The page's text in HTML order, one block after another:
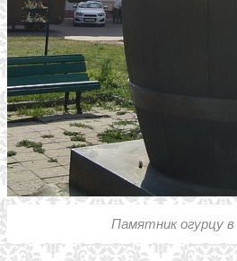
Памятник огурцу в